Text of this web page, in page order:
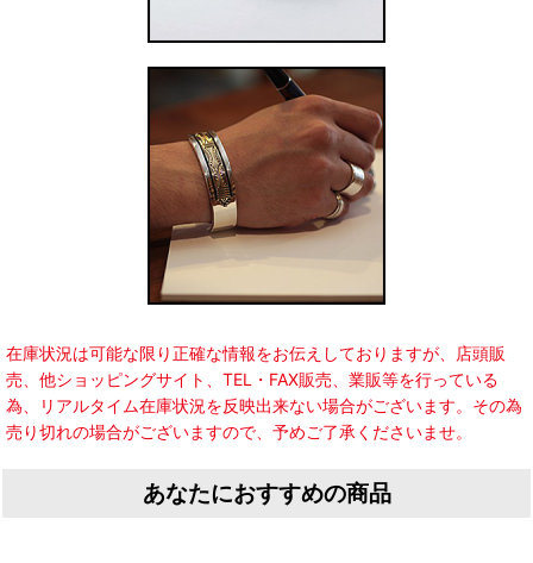
在庫状況は可能な限り正確な情報をお伝えしておりますが、店頭販
売、他ショッピングサイト、TEL・FAX販売、業販等を行っている
為、リアルタイム在庫状況を反映出来ない場合がございます。その為
売り切れの場合がございますので、予めご了承くださいませ。
あなたにおすすめの商品